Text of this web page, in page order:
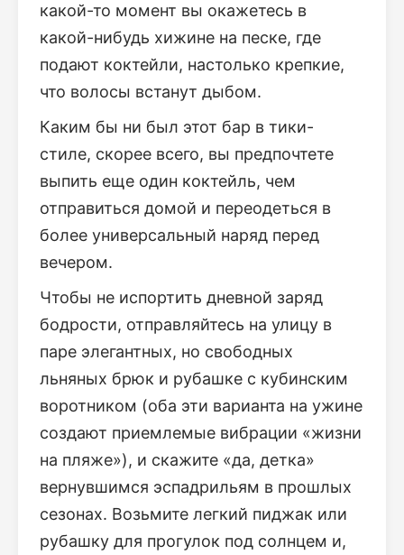
какой-то момент вы окажетесь в
какой-нибудь хижине на песке, где
подают коктейли, настолько крепкие,
что волосы встанут дыбом.
Каким бы ни был этот бар в тики-
стиле, скорее всего, вы предпочтете
выпить еще один коктейль, чем
отправиться домой и переодеться в
более универсальный наряд перед
вечером.
Чтобы не испортить дневной заряд
бодрости, отправляйтесь на улицу в
паре элегантных, но свободных
льняных брюк и рубашке с кубинским
воротником (оба эти варианта на ужине
создают приемлемые вибрации «жизни
на пляже»), и скажите «да, детка»
вернувшимся эспадрильям в прошлых
сезонах. Возьмите легкий пиджак или
рубашку для прогулок под солнцем и,